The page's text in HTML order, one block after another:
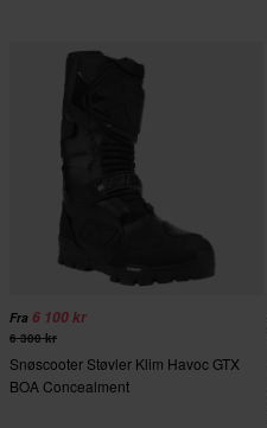
Fra 6 100 kr
6 300 kr
Snøscooter Støvler Klim Havoc GTX
BOA Concealment